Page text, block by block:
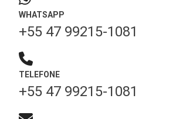
WHATSAPP
+55 47 99215-1081
TELEFONE
+55 47 99215-1081